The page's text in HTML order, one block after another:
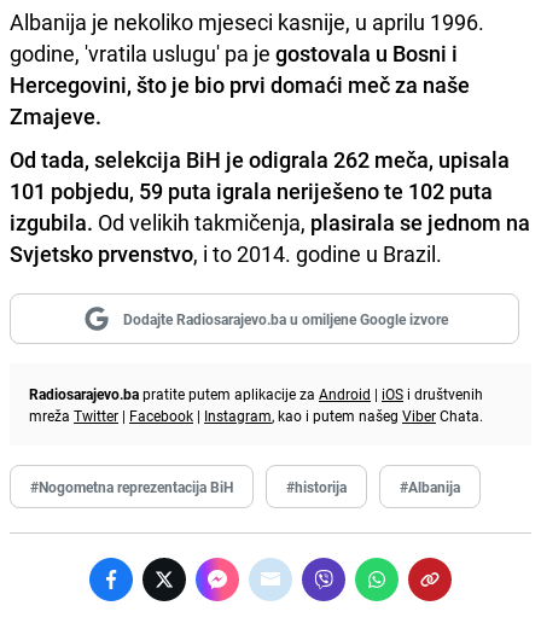
Albanija je nekoliko mjeseci kasnije, u aprilu 1996.
godine, 'vratila uslugu' pa je gostovala u Bosni i
Hercegovini, što je bio prvi domaći meč za naše
Zmajeve.
Od tada, selekcija BiH je odigrala 262 meča, upisala
101 pobjedu, 59 puta igrala neriješeno te 102 puta
izgubila. Od velikih takmičenja, plasirala se jednom na
Svjetsko prvenstvo, i to 2014. godine u Brazil.
Dodajte Radiosarajevo.ba u omiljene Google izvore
Radiosarajevo.bapratite putem aplikacije za Android | iOS i društvenih
mreža Twitter | Facebook | Instagram, kao i putem našeg ViberChata.
#Nogometna reprezentacija BiH #historija #Albanija